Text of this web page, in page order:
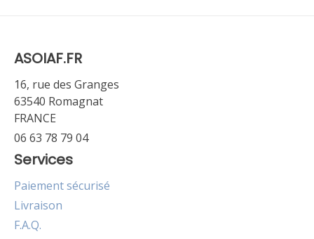
ASOIAF.FR
16, rue des Granges
63540 Romagnat
FRANCE
06 63 78 79 04
Services
Paiement sécurisé
Livraison
F.A.Q.